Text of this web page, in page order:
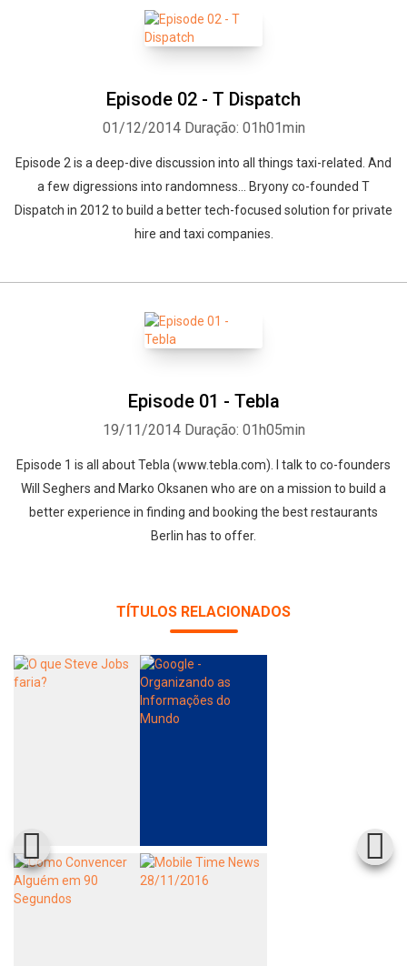
Episode 02 - T Dispatch
01/12/2014 Duração: 01h01min
Episode 2 is a deep-dive discussion into all things taxi-related. And
a few digressions into randomness... Bryony co-founded T
Dispatch in 2012 to build a better tech-focused solution for private
hire and taxi companies.
Episode 01 - Tebla
19/11/2014 Duração: 01h05min
Episode 1 is all about Tebla (www.tebla.com). I talk to co-founders
Will Seghers and Marko Oksanen who are on a mission to build a
better experience in finding and booking the best restaurants
Berlin has to offer.
TÍTULOS RELACIONADOS